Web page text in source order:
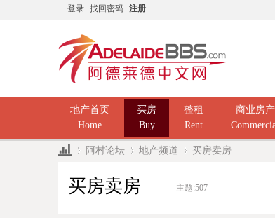
登录 找回密码 注册
地产首页
Home
买房
Buy
整租
Rent
商业房产
阿村论坛 地产频道 买房卖房
买房卖房 主题:507